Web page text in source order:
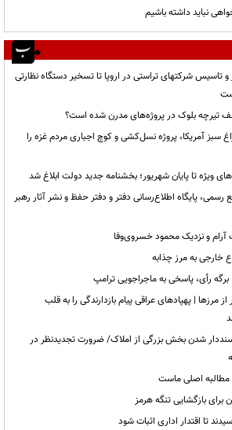
نباید داشته باشیم
تاسیس شرکتهای تراستی در اروپا تا تسخیر دستگاه نظارتی
تیرچه بلوک در پروژه‌های مدرن شده است؟
سبز آمریکا، پروژه نسل‌کشی و کوچ اجباری مردم غزه را
ویژه تا پایان شهریور؛ بخشنامه جدید دولت ابلاغ شد
رسمی، پایگاه اطلاع‌رسانی دفتر و دفتر حفظ و نشر آثار رهبر
آرام و نزدیک محمود خسروی‌وفا
خارجی به مرز چذابه
رأی، پاسخی به ماجراجویی ترامپ
مرزها | پهپادهای عراقی پیام بازدارندگی را به قلب
سنددار شدن بخش بزرگی از املاک/ ضرورت تجدیدنظر در
مطالبه اصلی ماست
برای بازگشایی تنگه هرمز
تا اقتدار اداری اثبات شود